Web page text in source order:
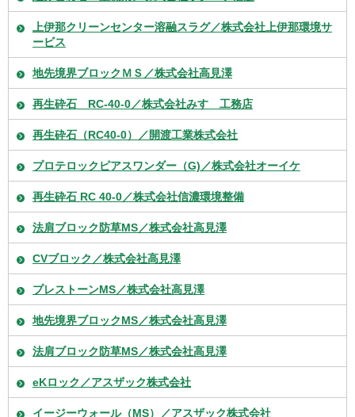
上伊那クリーンセンター溶融スラグ／株式会社上伊那環境サ
ービス
地先境界ブロックＭＳ／株式会社高見澤
再生砕石 RC-40-0／株式会社みすゞ工務店
再生砕石（RC40-0）／開渡工業株式会社
プロテロックピアスワンダー（G)／株式会社オーイケ
再生砕石 RC 40-0／株式会社信濃環境整備
法肩ブロック防草MS／株式会社高見澤
CVブロック／株式会社高見澤
プレストーンMS／株式会社高見澤
地先境界ブロックMS／株式会社高見澤
法肩ブロック防草MS／株式会社高見澤
eKロック／アスザック株式会社
イージーウォール（MS）／アスザック株式会社